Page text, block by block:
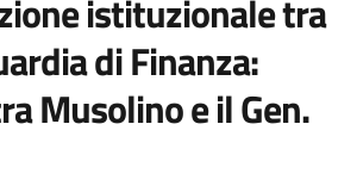
istituzionale tra
di Finanza:
Musolino e il Gen.